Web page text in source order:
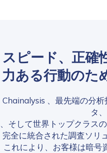
スピード、正確
力ある行動のた
Chainalysis 、最先端の分
タ、
、そして世界トップクラス
完全に統合された調査ソリ
これにより、お客様は暗号